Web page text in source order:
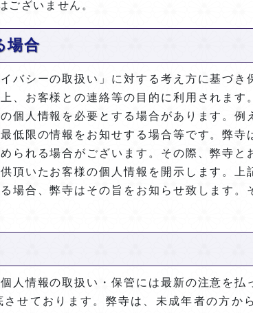
ございません。
場合
バシーの取扱い」に対する考え方に基づき
、お客様との連絡等の目的に利用されます
個人情報を必要とする場合があります。例
低限の情報をお知せする場合等です。弊寺
られる場合がございます。その際、弊寺と
頂いたお客様の個人情報を開示します。上
場合、弊寺はその旨をお知らせ致します。
人情報の取扱い・保管には最新の注意を払
せております。弊寺は、未成年者の方か